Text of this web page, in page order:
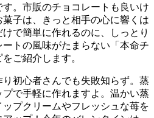
。市販のチョコレートも良いけ
子は、きっと相手の心に響くは
で簡単に作れるのに、しっとり
トの風味がたまらない「本命チ
ご紹介します。
初心者さんでも失敗知らず。蒸
で手軽に作れますよ。温かい蒸
プクリームやフレッシュな苺を